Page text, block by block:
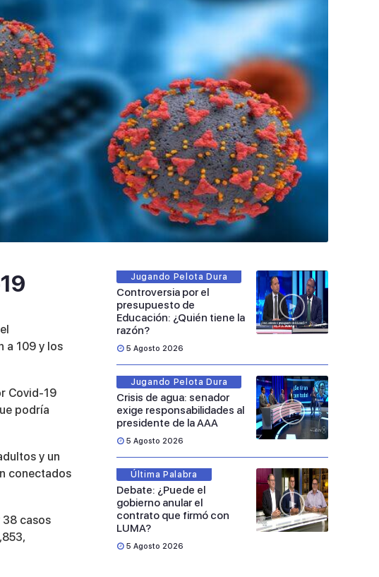
a 109 y los
Covid-19
podría
y un
conectados
38 casos
Jugando Pelota Dura
Controversia por el
presupuesto de
Educación: ¿Quién tiene la
razón?
5 Agosto 2026
Jugando Pelota Dura
Crisis de agua: senador
exige responsabilidades al
presidente de la AAA
5 Agosto 2026
Última Palabra
Debate: ¿Puede el
gobierno anular el
contrato que firmó con
LUMA?
5 Agosto 2026